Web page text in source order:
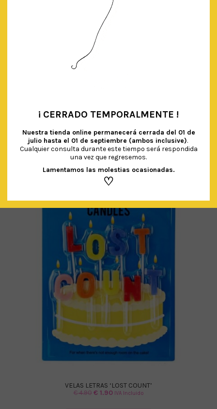
€ 4.00 IVA Incluido
AÑADIR AL CARRITO
VELAS LETRAS ‘LOST COUNT’
€4.90 El
€1.90ElIVA Incluido
¡ CERRADO TEMPORALMENTE !
Nuestra tienda online permanecerá cerrada del 01 de
julio hasta el 01 de septiembre (ambos inclusive).
Cualquier consulta durante este tiempo será respondida
una vez que regresemos.
Lamentamos las molestias ocasionadas.
♡